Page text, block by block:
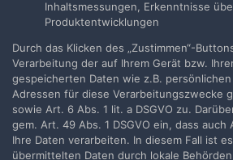
Filmvorführer.de via Google
Sprache
Impressum /
Realisierung: IN-
Inhaltsmessungen, Erkenntnisse
Produktentwicklungen
Durch das Klicken des „Zustimmen“-
Verarbeitung der auf Ihrem Gerät bzw.
gespeicherten Daten wie z.B.
Adressen für diese Verarbeitungszwecke
sowie Art. 6 Abs. 1 lit. a DSGVO zu.
gem. Art. 49 Abs. 1 DSGVO ein, dass auch
Ihre Daten verarbeiten. In diesem Fall ist
übermittelten Daten durch lokale